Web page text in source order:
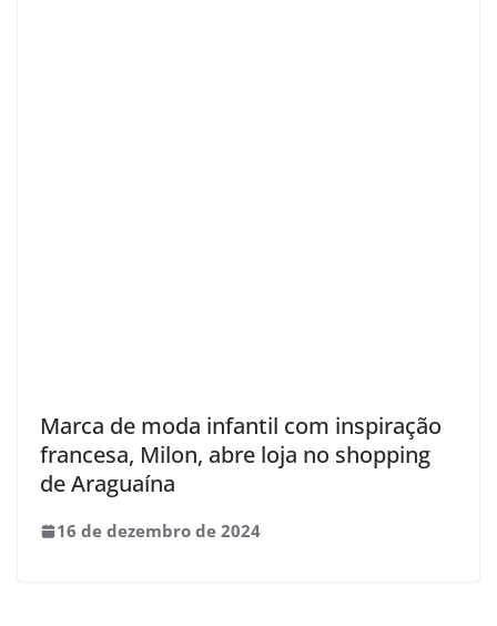
Marca de moda infantil com inspiração
francesa, Milon, abre loja no shopping
de Araguaína
16 de dezembro de 2024